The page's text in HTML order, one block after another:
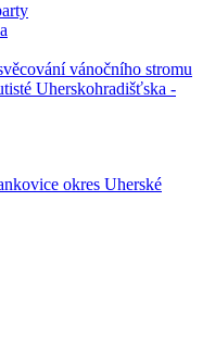
vánočního stromu
Uherskohradišťska -
okres Uherské